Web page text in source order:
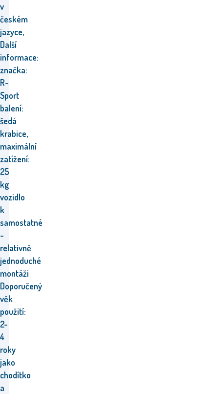
v
českém
jazyce,
Další
informace:
značka:
R-
Sport
balení:
šedá
krabice,
maximální
zatížení:
25
kg
vozidlo
k
samostatné
-
relativně
jednoduché
montáži
Doporučený
věk
použití:
2-
4
roky
jako
chodítko
a